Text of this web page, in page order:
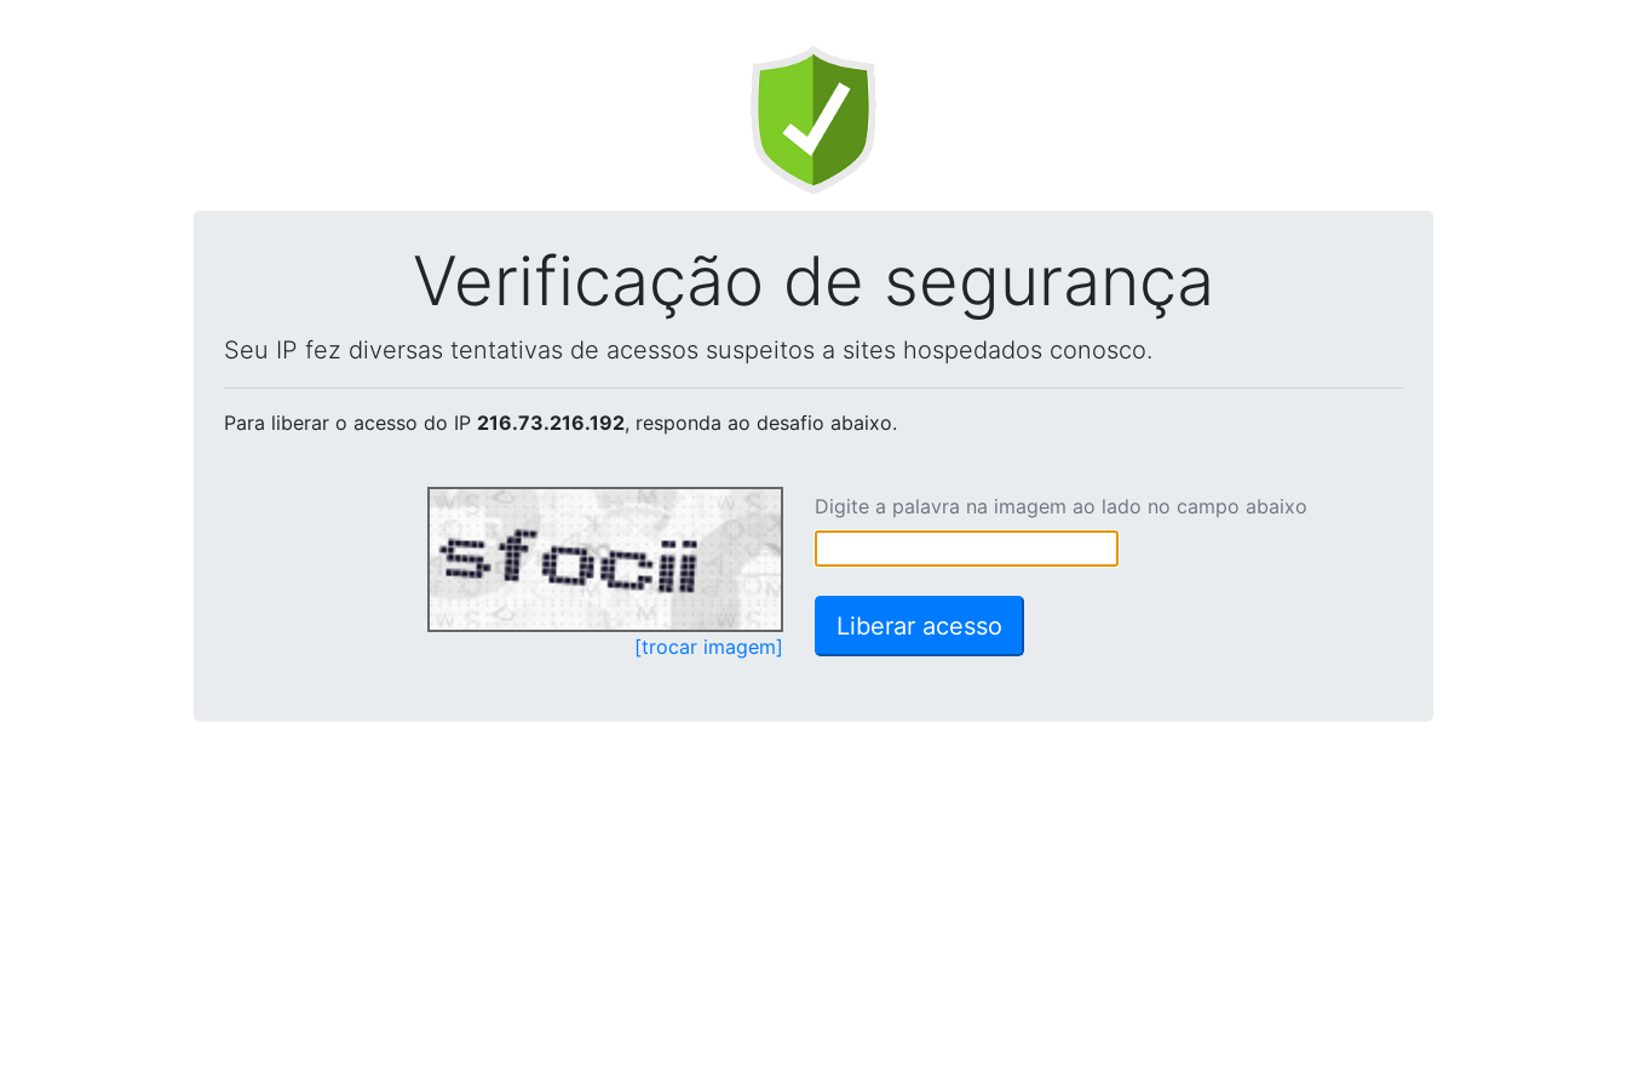
Verificação de segurança
Seu IP fez diversas tentativas de acessos suspeitos a sites hospedados conosco.
Para liberar o acesso do IP 216.73.216.192, responda ao desafio abaixo.
[trocar imagem]
Digite a palavra na imagem ao lado no campo abaixo